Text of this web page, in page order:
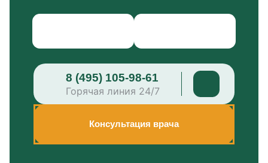
8 (495) 105-98-61
Горячая линия 24/7
Консультация врача